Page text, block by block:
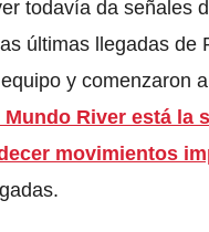
todavía da señales
últimas llegadas de
y comenzaron
Mundo River está la
movimientos